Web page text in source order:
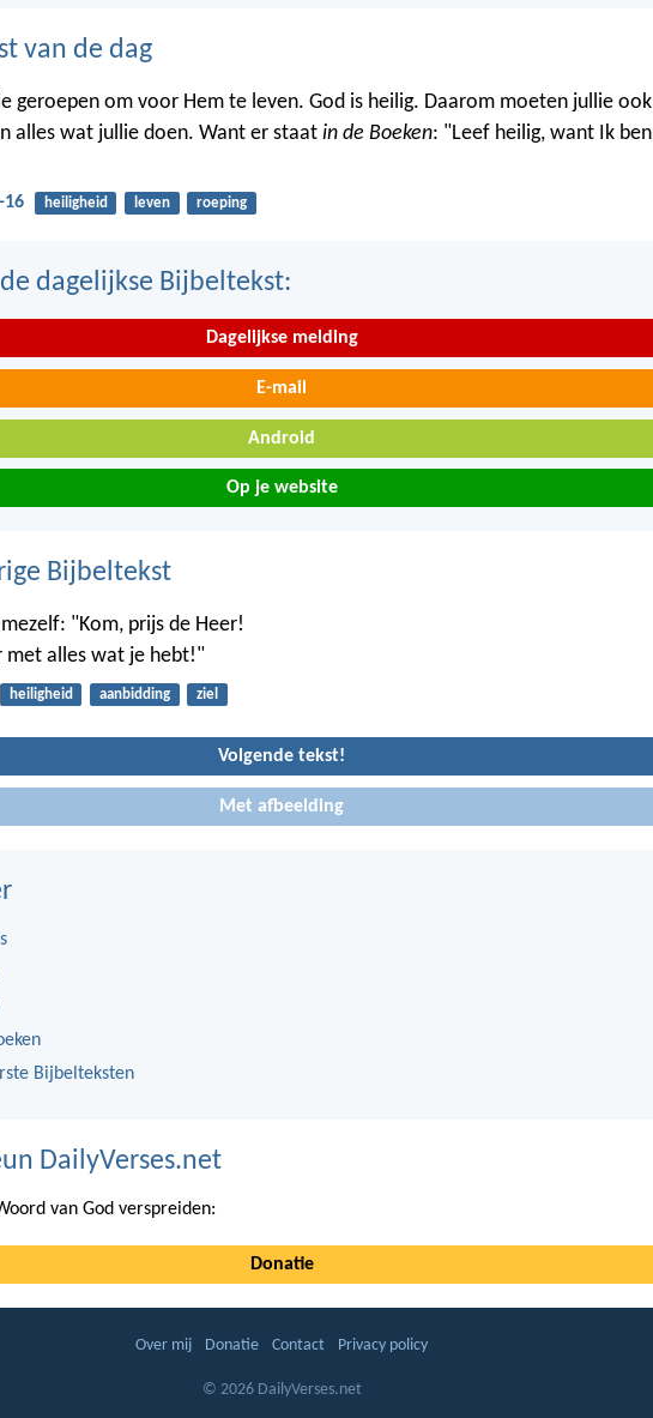
van de dag
geroepen om voor Hem te leven. God is heilig. Daarom moeten jullie ook
alles wat jullie doen. Want er staat in de Boeken: "Leef heilig, want Ik ben
16 heiligheid leven roeping
dagelijkse Bijbeltekst:
Dagelijkse melding
E-mail
Android
Op je website
Bijbeltekst
mezelf: "Kom, prijs de Heer!
met alles wat je hebt!"
heiligheid aanbidding ziel
Volgende tekst!
Met afbeelding
Bijbelteksten
DailyVerses.net
van God verspreiden:
Donatie
Over mij Donatie Contact Privacy policy
© 2026 DailyVerses.net